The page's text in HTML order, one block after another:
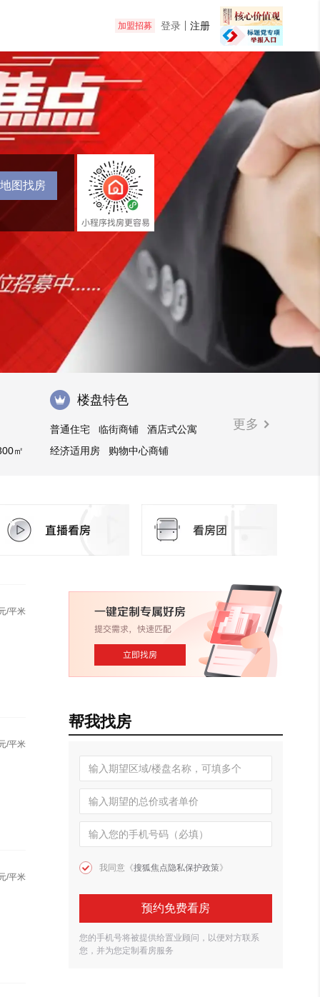
加盟招募 登录 注册
地图找房
㎡
楼盘特色
普通住宅 临街商铺
酒店式公寓
经济适用房
购物中心商铺
更多
/平米
/平米
/平米
帮我找房
我同意《搜狐焦点隐私保护政策》
预约免费看房
您的手机号将被提供给置业顾问，以便对方联系
您，并为您定制看房服务